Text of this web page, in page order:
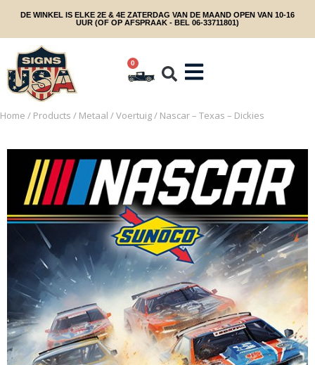
DE WINKEL IS ELKE 2E & 4E ZATERDAG VAN DE MAAND OPEN VAN 10-16
UUR (OF OP AFSPRAAK - BEL 06-33711801)
0
Home / Products / Metaal /Voertuig/ Nascar – Texas – Dickies